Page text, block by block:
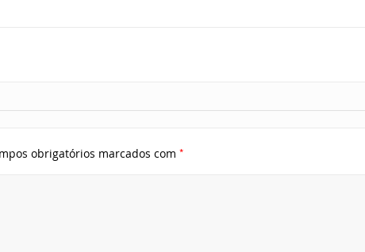
obrigatórios marcados com *